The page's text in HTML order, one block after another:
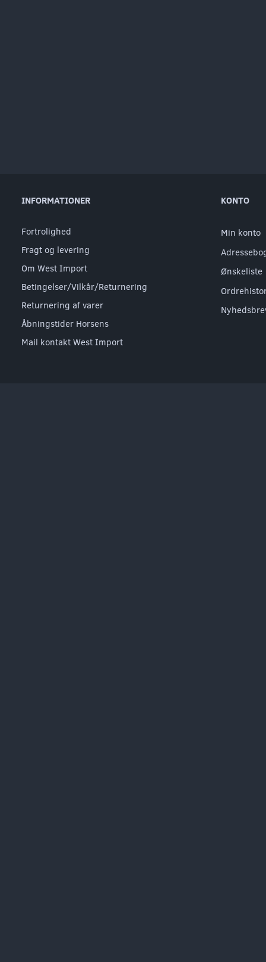
INFORMATIONER
Fortrolighed
Fragt og levering
Om West Import
Betingelser/Vilkår/Returnering
Returnering af varer
Åbningstider Horsens
Mail kontakt West Import
KONTO
Min konto
Ønskeliste